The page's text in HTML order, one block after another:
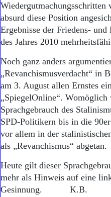
Wer
Abo
absurd diese Position
Ergebnisse der Friedens-
des Jahres 2010
Noch ganz anders
„Revanchismusverdacht“ in
am 3. August allen Ernstes
„SpiegelOnline“.
Sprachgebrauch des
SPD-Politikern bis in die
vor allem in der
als „Revanchismus“ abgetan.
Heute gilt dieser
mehr als Hinweis auf eine
Gesinnung. K.B.